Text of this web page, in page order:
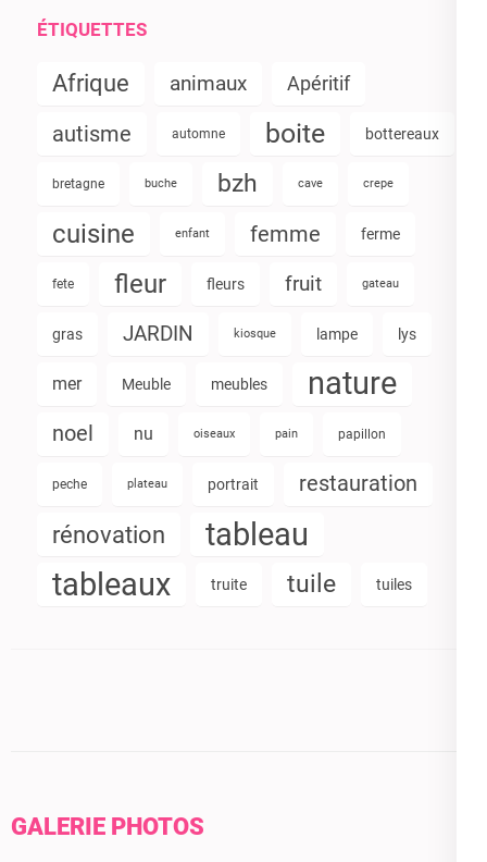
ÉTIQUETTES
Afrique animaux Apéritif
autisme automne boite bottereaux
bretagne buche bzh cave crepe
cuisine enfant femme ferme
fete fleur fleurs fruit gateau
gras JARDIN kiosque lampe lys
mer Meuble meubles nature
noel nu oiseaux pain papillon
peche plateau portrait restauration
rénovation
tableau
tableaux
truite tuile tuiles
GALERIE PHOTOS